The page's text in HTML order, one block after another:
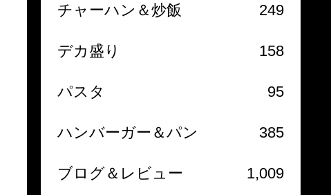
チャーハン＆炒飯 249
デカ盛り 158
パスタ 95
ハンバーガー＆パン 385
ブログ＆レビュー 1,009